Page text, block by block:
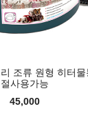
조류 원형 히터물
절사용가능
45,000